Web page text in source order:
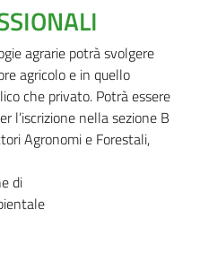
agrarie potrà svolgere
agricolo e in quello
che privato. Potrà essere
l’iscrizione nella sezione B
Agronomi e Forestali,
di